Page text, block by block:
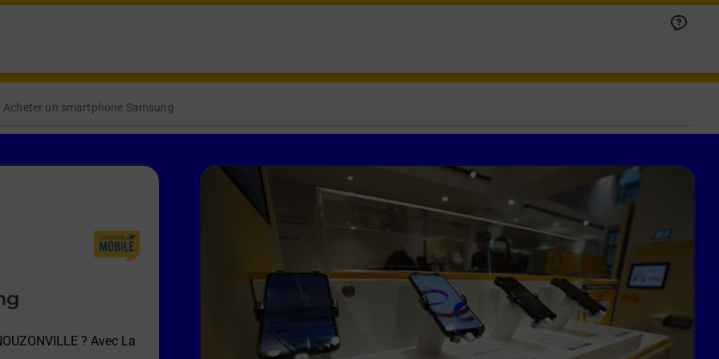
Acheter un smartphone Samsung
? Avec La